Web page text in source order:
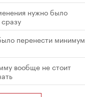
нужно было
сразу
перенести минимум
вообще не стоит